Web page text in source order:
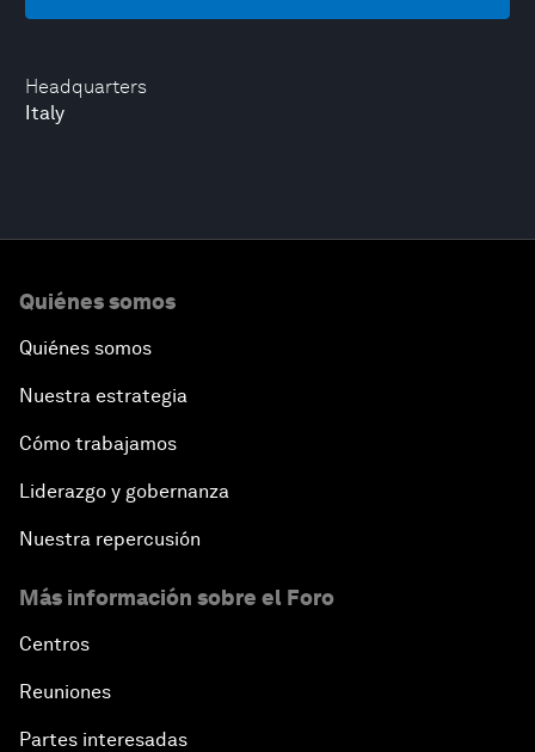
Headquarters
Italy
Quiénes somos
Quiénes somos
Nuestra estrategia
Cómo trabajamos
Liderazgo y gobernanza
Nuestra repercusión
Más información sobre el Foro
Centros
Reuniones
Partes interesadas